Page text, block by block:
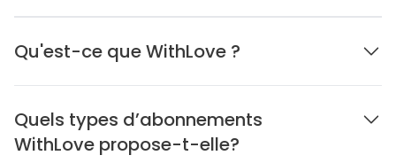
Qu'est-ce que WithLove ?
Quels types d’abonnements
WithLove propose-t-elle?